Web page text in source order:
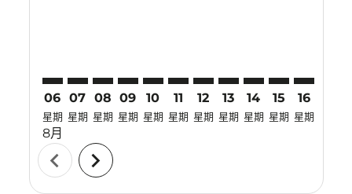
06
星期
8月
07
星期
08
星期
09
星期
10
星期
11
星期
12
星期
13
星期
14
星期
15
星期
16
星期
chevron_left chevron_right